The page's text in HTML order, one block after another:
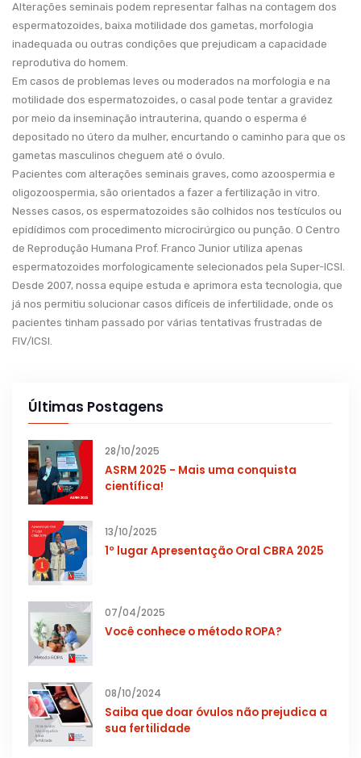
Alterações seminais podem representar falhas na contagem dos
espermatozoides, baixa motilidade dos gametas, morfologia
inadequada ou outras condições que prejudicam a capacidade
reprodutiva do homem.
Em casos de problemas leves ou moderados na morfologia e na
motilidade dos espermatozoides, o casal pode tentar a gravidez
por meio da inseminação intrauterina, quando o esperma é
depositado no útero da mulher, encurtando o caminho para que os
gametas masculinos cheguem até o óvulo.
Pacientes com alterações seminais graves, como azoospermia e
oligozoospermia, são orientados a fazer a fertilização in vitro.
Nesses casos, os espermatozoides são colhidos nos testículos ou
epidídimos com procedimento microcirúrgico ou punção. O Centro
de Reprodução Humana Prof. Franco Junior utiliza apenas
espermatozoides morfologicamente selecionados pela Super-ICSI.
Desde 2007, nossa equipe estuda e aprimora esta tecnologia, que
já nos permitiu solucionar casos difíceis de infertilidade, onde os
pacientes tinham passado por várias tentativas frustradas de
FIV/ICSI.
Últimas Postagens
28/10/2025
ASRM 2025 - Mais uma conquista
científica!
13/10/2025
1º lugar Apresentação Oral CBRA 2025
07/04/2025
Você conhece o método ROPA?
08/10/2024
Saiba que doar óvulos não prejudica a
sua fertilidade